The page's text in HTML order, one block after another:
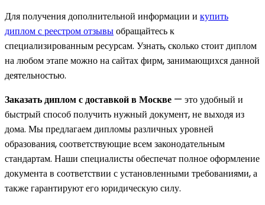
Для получения дополнительной информации и купить
диплом с реестром отзывыобращайтесь к
специализированным ресурсам. Узнать, сколько стоит диплом
на любом этапе можно на сайтах фирм, занимающихся данной
деятельностью.
Заказать диплом с доставкой в Москве — это удобный и
быстрый способ получить нужный документ, не выходя из
дома. Мы предлагаем дипломы различных уровней
образования, соответствующие всем законодательным
стандартам. Наши специалисты обеспечат полное оформление
документа в соответствии с установленными требованиями, а
также гарантируют его юридическую силу.